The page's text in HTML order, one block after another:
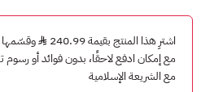
معلومات مهمة:
للاستخدام على نون السعودية.
صلاحية البطاقة سنة واحدة.
غير قابلة للاسترداد النقدي.
اشترِ هذا المنتج بقيمة 240.99
مع إمكان ادفع لاحقًا، بدون فوائد أو رسوم
مع الشريعة الإسلامية